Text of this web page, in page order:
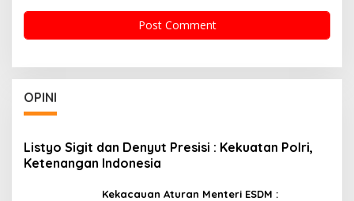
OPINI
Listyo Sigit dan Denyut Presisi : Kekuatan Polri,
Ketenangan Indonesia
Kekacauan Aturan Menteri ESDM :